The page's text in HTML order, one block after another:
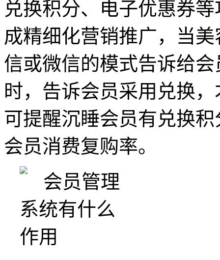
兑换积分、电子优惠券
成精细化营销推广，当
信或微信的模式告诉给
时，告诉会员采用兑换
可提醒沉睡会员有兑换
会员消费复购率。